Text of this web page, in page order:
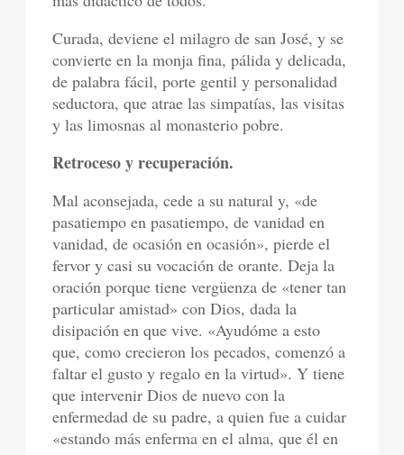
Curada, deviene el milagro de san José, y se
convierte en la monja fina, pálida y delicada,
de palabra fácil, porte gentil y personalidad
seductora, que atrae las simpatías, las visitas
y las limosnas al monasterio pobre.
Retroceso y recuperación.
Mal aconsejada, cede a su natural y, «de
pasatiempo en pasatiempo, de vanidad en
vanidad, de ocasión en ocasión», pierde el
fervor y casi su vocación de orante. Deja la
oración porque tiene vergüenza de «tener tan
particular amistad» con Dios, dada la
disipación en que vive. «Ayudóme a esto
que, como crecieron los pecados, comenzó a
faltar el gusto y regalo en la virtud». Y tiene
que intervenir Dios de nuevo con la
enfermedad de su padre, a quien fue a cuidar
«estando más enferma en el alma, que él en